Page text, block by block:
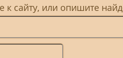
к сайту, или опишите